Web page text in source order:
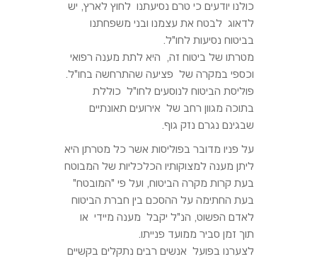
כולנו יודעים כי טרם נסיעתנו לחוץ לארץ, יש
לדאוג לבטח את עצמנו ובני משפחתנו
בביטוח נסיעות לחו"ל.
מטרתו של ביטוח זה, היא לתת מענה רפואי
וכספי במקרה של פציעה שהתרחשה בחו"ל.
פוליסת הביטוח לנוסעים לחו"ל כוללת
בתוכה מגוון רחב של אירועים תאונתיים
שבגינם נגרם נזק גוף.
על פניו מדובר בפוליסות אשר כל מטרתן היא
ליתן מענה למצוקותיו הכלכליות של המבוטח
בעת קרות מקרה הביטוח, ועל פי "המובטח"
בעת החתימה על ההסכם בין חברת הביטוח
לאדם הפשוט, הנ"ל יקבל מענה מיידי או
תוך זמן סביר ממועד פנייתו.
לצערנו בפועל אנשים רבים נתקלים בקשיים